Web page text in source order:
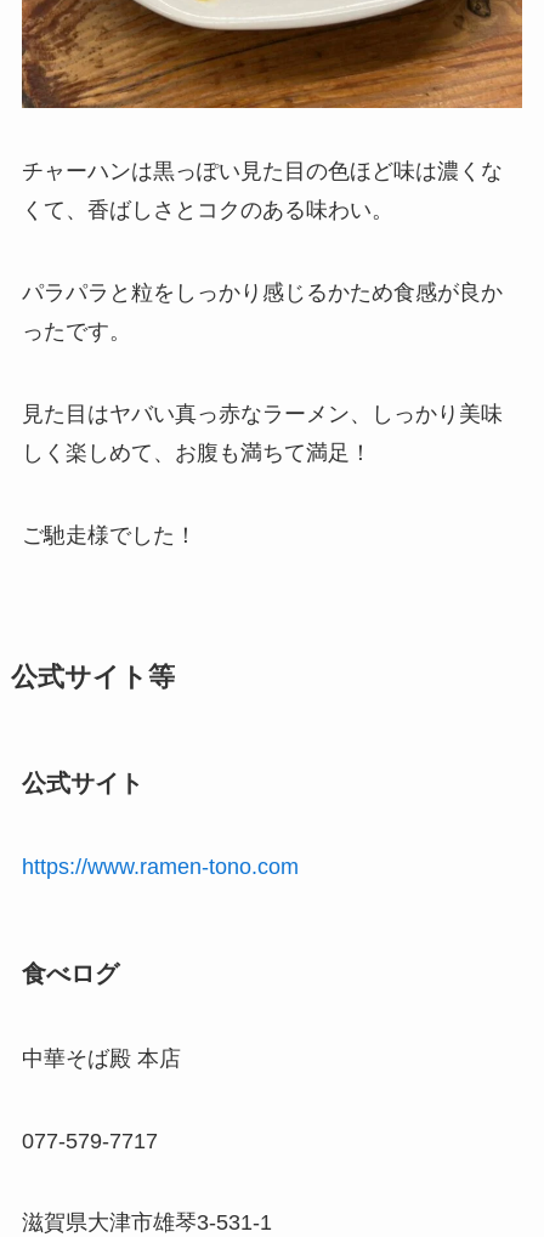
チャーハンは黒っぽい見た目の色ほど味は濃くな
くて、香ばしさとコクのある味わい。
パラパラと粒をしっかり感じるかため食感が良か
ったです。
見た目はヤバい真っ赤なラーメン、しっかり美味
しく楽しめて、お腹も満ちて満足！
ご馳走様でした！
公式サイト等
公式サイト
https://www.ramen-tono.com
食べログ
中華そば殿 本店
077-579-7717
滋賀県大津市雄琴3-531-1